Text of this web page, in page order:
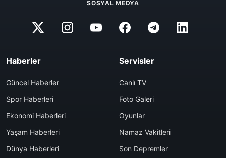
SOSYAL MEDYA
Haberler
Güncel Haberler
Spor Haberleri
Ekonomi Haberleri
Yaşam Haberleri
Dünya Haberleri
Servisler
Canlı TV
Foto Galeri
Oyunlar
Namaz Vakitleri
Son Depremler